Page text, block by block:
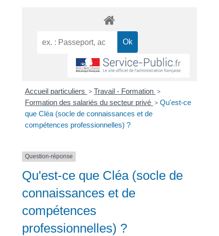
Accueil particuliers > Travail - Formation >
Formation des salariés du secteur privé > Qu'est-ce
que Cléa (socle de connaissances et de
compétences professionnelles) ?
Question-réponse
Qu'est-ce que Cléa (socle de
connaissances et de
compétences
professionnelles) ?